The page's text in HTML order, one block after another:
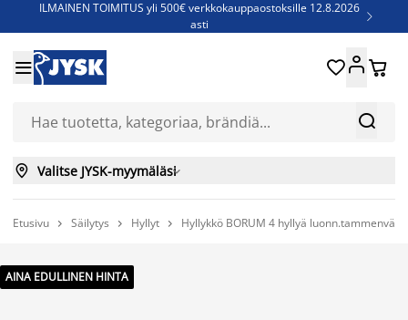
ILMAINEN TOIMITUS yli 500€ verkkokauppaostoksille 12.8.2026
asti

Jenkkisänkyjä - Säästä jopa 60%


 
 Valitse JYSK-myymäläsi
Etusivu  Säilytys  Hyllyt  Hyllykkö BORUM 4 hyllyä
AINA EDULLINEN HINTA